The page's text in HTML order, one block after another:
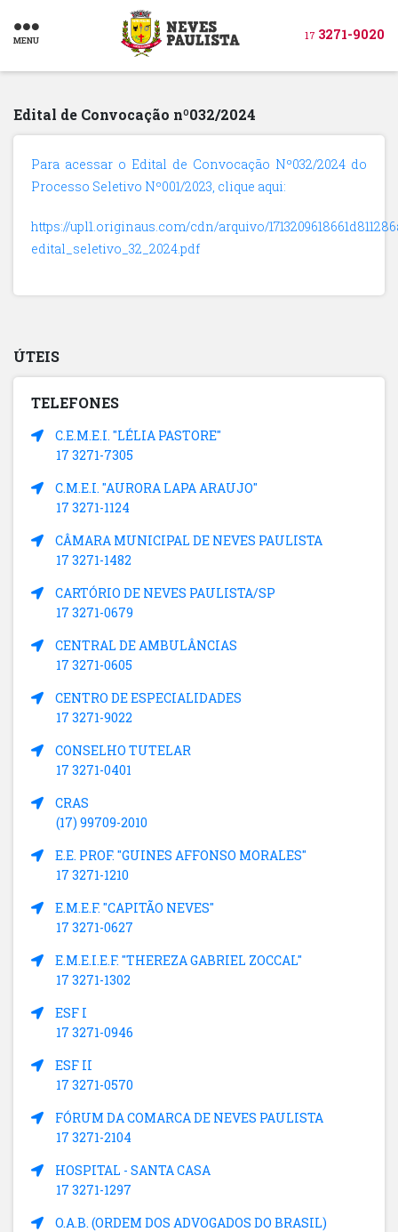
MENU 17 3271-9020
Edital de Convocação nº032/2024
Para acessar o Edital de Convocação Nº032/2024 do
Processo Seletivo Nº001/2023, clique aqui:
https://upl1.originaus.com/cdn/arquivo/
edital_seletivo_32_2024.pdf
ÚTEIS
TELEFONES
C.E.M.E.I. "LÉLIA PASTORE"
17 3271-7305
C.M.E.I. "AURORA LAPA ARAUJO"
17 3271-1124
CÂMARA MUNICIPAL DE NEVES PAULISTA
17 3271-1482
CARTÓRIO DE NEVES PAULISTA/SP
17 3271-0679
CENTRAL DE AMBULÂNCIAS
17 3271-0605
CENTRO DE ESPECIALIDADES
17 3271-9022
CONSELHO TUTELAR
17 3271-0401
CRAS
(17) 99709-2010
E.E. PROF. "GUINES AFFONSO MORALES"
17 3271-1210
E.M.E.F. "CAPITÃO NEVES"
17 3271-0627
E.M.E.I.E.F. "THEREZA GABRIEL ZOCCAL"
17 3271-1302
ESF I
17 3271-0946
ESF II
17 3271-0570
FÓRUM DA COMARCA DE NEVES PAULISTA
17 3271-2104
HOSPITAL - SANTA CASA
17 3271-1297
O.A.B. (ORDEM DOS ADVOGADOS DO BRASIL)